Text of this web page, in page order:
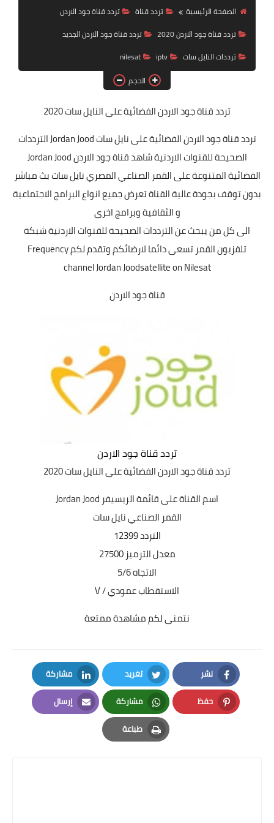
تردد قناة
nilesat
iptv
ترددات النايل سات
ترددات النايل سات
الصفحة الرئيسية
تردد قناة
تردد قناة جود الاردن
تردد قناة جود الاردن 2020
تردد قناة جود الاردن الجديد
ترددات النايل سات
iptv
nilesat
الحجم
تردد قناة جود الاردن الفضائيةعلى النايل سات 2020
تردد قناة جود الاردن الفضائية على نايل سات Jordan Jood الترددات
الصحيحة للقنوات الاردنية شاهد قناة جود الاردن Jordan Jood
الفضائية المتنوعة على القمر الصناعي المصري نايل سات بث مباشر
بدون توقف بجودة عالية القناة تعرض جميع انواع البرامج الاجتماعية
و الثقافية وبرامج اخرى
الى كل من يبحث عن الترددات الصحيحة للقنوات الاردنية شبكة
تلفزيون القمر تسعى دائما لارضائكم وتقدم لكم Frequency
channel Jordan Joodsatellite on Nilesat
قناة جود الاردن
تردد قناة جود الاردن
تردد قناة جود الاردن الفضائيةعلى النايل سات 2020
اسم القناة على قائمة الريسيفر Jordan Jood
القمر الصناعي نايل سات
التردد 12399
معدل الترميز 27500
الاتجاه 5/6
الاستقطاب عمودي / V
نتمنى لكم مشاهدة ممتعة
نشر
Facebook
تغريد
Twitter
مشاركة
LinkedIn
حفظ
Pinterest
مشاركة
Whatsapp
إرسال
Email
طباعة
Print